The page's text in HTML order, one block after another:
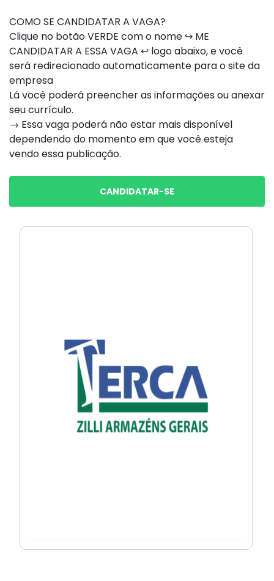
COMO SE CANDIDATAR A VAGA?
Clique no botão VERDE com o nome ↪ ME
CANDIDATAR A ESSA VAGA ↩ logo abaixo, e você
será redirecionado automaticamente para o site da
empresa
Lá você poderá preencher as informações ou anexar
seu currículo.
→ Essa vaga poderá não estar mais disponível
dependendo do momento em que você esteja
vendo essa publicação.
CANDIDATAR-SE